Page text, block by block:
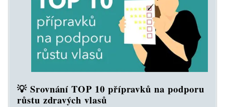
💡 Srovnání TOP 10 přípravků na podporu
růstu zdravých vlasů